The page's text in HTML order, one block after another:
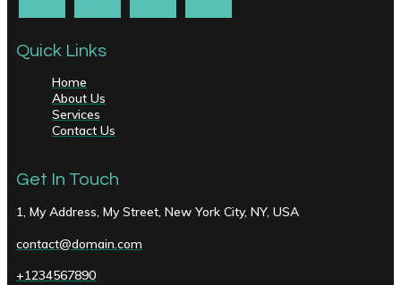
Quick Links
Home
About Us
Services
Contact Us
Get In Touch
1, My Address, My Street, New York City, NY, USA
contact@domain.com
+1234567890